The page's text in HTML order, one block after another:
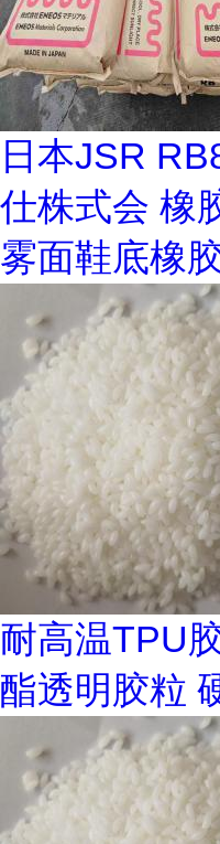
日本JSR
仕株式会 橡
雾面鞋底橡
耐高温TPU
酯透明胶粒